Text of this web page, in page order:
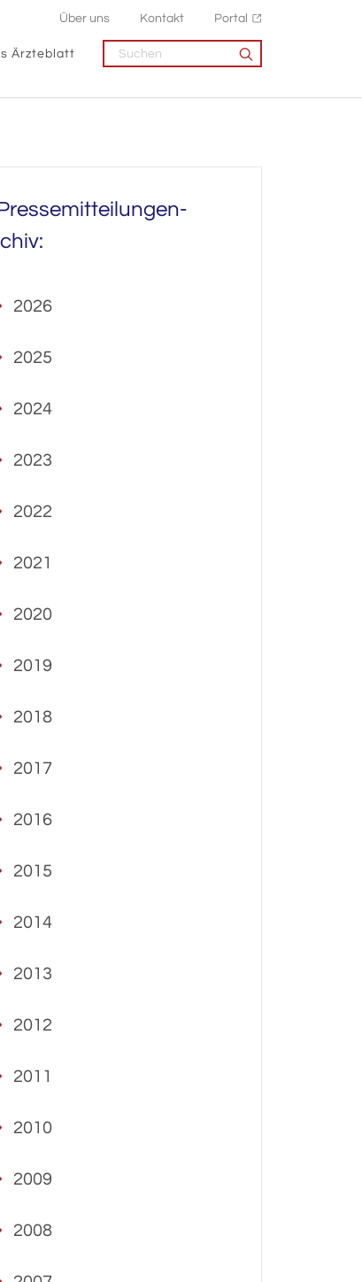
Über uns Kontakt Portal
Ärzteblatt
2026
2025
2024
2023
2022
2021
2020
2019
2018
2017
2016
2015
2014
2013
2012
2011
2010
2009
2008